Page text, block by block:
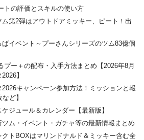
トの評価とスキルの使い方
第2弾はアウトドアミッキー、ピート！出
イベント～プーさんシリーズのツム83億個
プー＋の配布・入手方法まとめ【2026年8月
】
キャンペーン参加方法！ミッションと報
ど】
ジュール＆カレンダー【最新版】
ム・イベント・ガチャ等の最新情報まとめ
トBOXはマリンドナルド＆ミッキー含む全